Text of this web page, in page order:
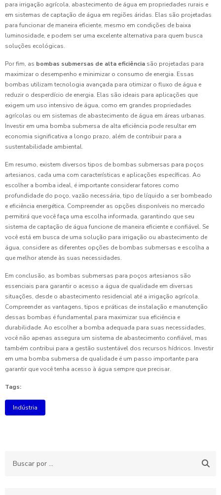
para irrigação agrícola, abastecimento de água em propriedades rurais e
em sistemas de captação de água em regiões áridas. Elas são projetadas
para funcionar de maneira eficiente, mesmo em condições de baixa
luminosidade, e podem ser uma excelente alternativa para quem busca
soluções ecológicas.
Por fim, as bombas submersas de alta eficiência são projetadas para
maximizar o desempenho e minimizar o consumo de energia. Essas
bombas utilizam tecnologia avançada para otimizar o fluxo de água e
reduzir o desperdício de energia. Elas são ideais para aplicações que
exigem um uso intensivo de água, como em grandes propriedades
agrícolas ou em sistemas de abastecimento de água em áreas urbanas.
Investir em uma bomba submersa de alta eficiência pode resultar em
economia significativa a longo prazo, além de contribuir para a
sustentabilidade ambiental.
Em resumo, existem diversos tipos de bombas submersas para poços
artesianos, cada uma com características e aplicações específicas. Ao
escolher a bomba ideal, é importante considerar fatores como
profundidade do poço, vazão necessária, tipo de líquido a ser bombeado
e eficiência energética. Compreender as opções disponíveis no mercado
permitirá que você faça uma escolha informada, garantindo que seu
sistema de captação de água funcione de maneira eficiente e confiável. Se
você está em busca de uma solução para irrigação ou abastecimento de
água, considere as diferentes opções de bombas submersas e escolha a
que melhor atende às suas necessidades.
Em conclusão, as bombas submersas para poços artesianos são
essenciais para garantir o acesso a água de qualidade em diversas
situações, desde o abastecimento residencial até a irrigação agrícola.
Compreender as vantagens, tipos e práticas de instalação e manutenção
dessas bombas é fundamental para maximizar sua eficiência e
durabilidade. Ao escolher a bomba adequada para suas necessidades,
você não apenas assegura um sistema de abastecimento confiável, mas
também contribui para a gestão sustentável dos recursos hídricos. Investir
em uma bomba submersa de qualidade é um passo importante para
garantir que você tenha acesso à água sempre que precisar.
Tags:
Indústria